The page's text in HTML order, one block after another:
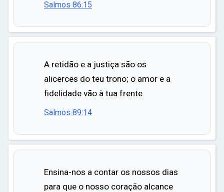
Salmos 86:15
A retidão e a justiça são os
alicerces do teu trono; o amor e a
fidelidade vão à tua frente.
Salmos 89:14
Ensina-nos a contar os nossos dias
para que o nosso coração alcance